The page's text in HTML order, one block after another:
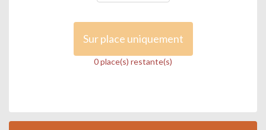
Sur place uniquement
0 place(s) restante(s)